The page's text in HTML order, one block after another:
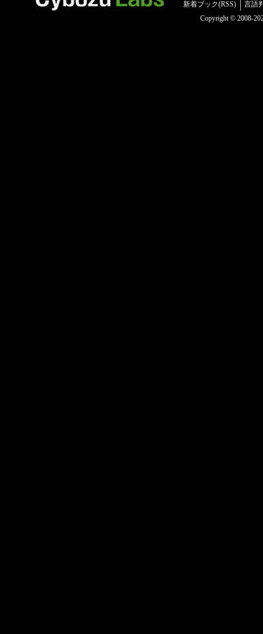
新着ブック(RSS)
言語
Copyright © 2008-